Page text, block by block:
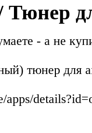
Тюнер
- а не
тюнер для
apps/